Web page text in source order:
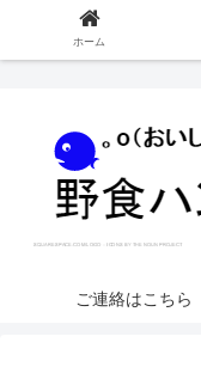
ご連絡はこちら
ホーム